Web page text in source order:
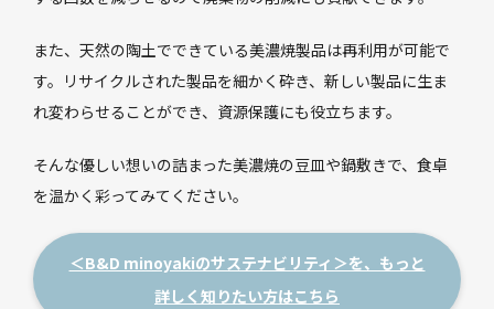
また、天然の陶土でできている美濃焼製品は再利用が可能で
す。リサイクルされた製品を細かく砕き、新しい製品に生ま
れ変わらせることができ、資源保護にも役立ちます。
そんな優しい想いの詰まった美濃焼の豆皿や鍋敷きで、食卓
を温かく彩ってみてください。
＜B&D minoyakiのサステナビリティ＞を、もっと
詳しく知りたい方はこちら